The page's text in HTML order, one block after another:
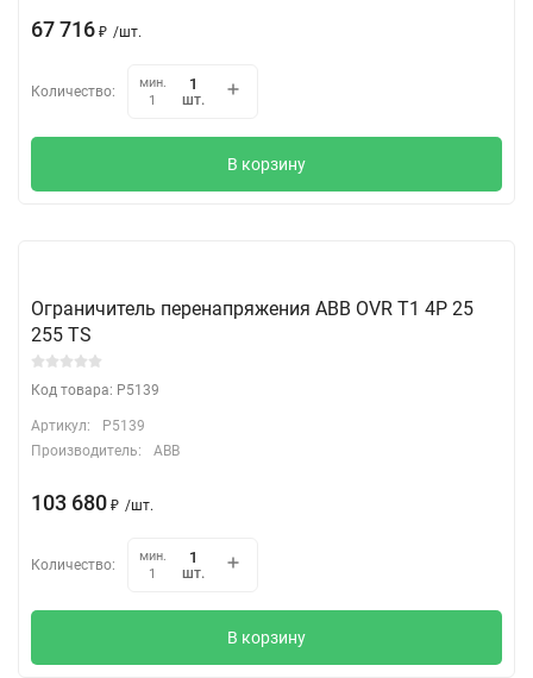
67 716 ₽ /шт.
Количество:
мин.
1
шт.
В корзину
Ограничитель перенапряжения ABB OVR T1 4P 25
255 TS
Код товара: P5139
Артикул:
P5139
Производитель:
ABB
103 680 ₽ /шт.
Количество:
мин.
1
шт.
В корзину